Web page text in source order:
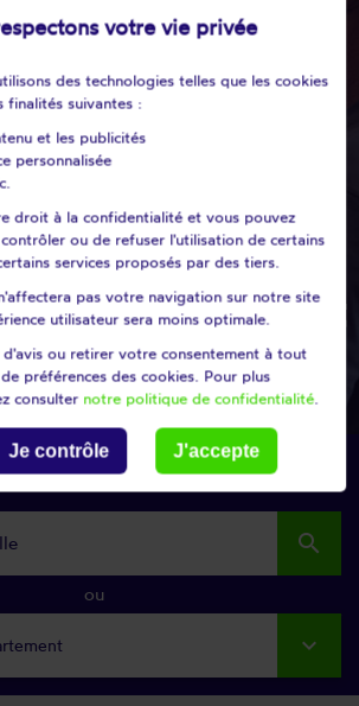
durable.
ma recherche
search
ou
votre vie privée
des technologies telles que les cookies
finalités suivantes :
et les publicités
personnalisée
droit à la confidentialité et vous pouvez
ou de refuser l'utilisation de certains
services proposés par des tiers.
pas votre navigation sur notre site
utilisateur sera moins optimale.
d'avis ou retirer votre consentement à tout
préférences des cookies. Pour plus
consulter notre politique de confidentialité.
Je contrôle J'accepte